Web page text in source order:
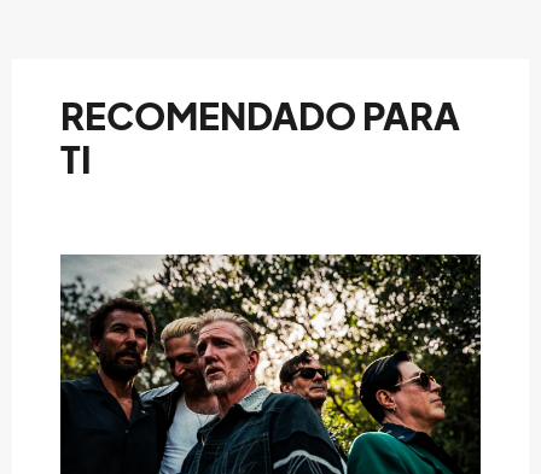
RECOMENDADO PARA
TI